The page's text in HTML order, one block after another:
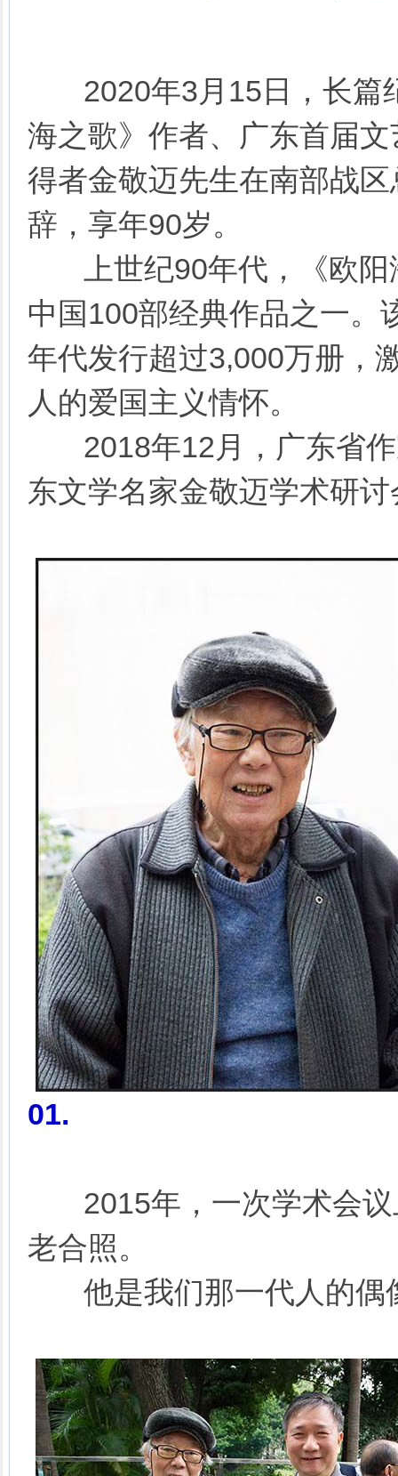
2020年3月15日，长篇
海之歌》作者、广东首届
得者金敬迈先生在南部战
辞，享年90岁。
上世纪90年代，《欧阳
中国100部经典作品之一。
年代发行超过3,000万册，
人的爱国主义情怀。
2018年12月，广东省作
东文学名家金敬迈学术研讨
01.
2015年，一次学术会议
老合照。
他是我们那一代人的偶